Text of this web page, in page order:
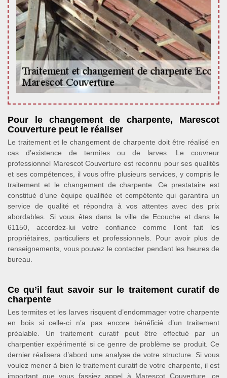
Pour le changement de charpente, Marescot
Couverture peut le réaliser
Le traitement et le changement de charpente doit être réalisé en
cas d’existence de termites ou de larves. Le couvreur
professionnel Marescot Couverture est reconnu pour ses qualités
et ses compétences, il vous offre plusieurs services, y compris le
traitement et le changement de charpente. Ce prestataire est
constitué d’une équipe qualifiée et compétente qui garantira un
service de qualité et répondra à vos attentes avec des prix
abordables. Si vous êtes dans la ville de Ecouche et dans le
61150, accordez-lui votre confiance comme l’ont fait les
propriétaires, particuliers et professionnels. Pour avoir plus de
renseignements, vous pouvez le contacter pendant les heures de
bureau.
Ce qu’il faut savoir sur le traitement curatif de
charpente
Les termites et les larves risquent d’endommager votre charpente
en bois si celle-ci n’a pas encore bénéficié d’un traitement
préalable. Un traitement curatif peut être effectué par un
charpentier expérimenté si ce genre de problème se produit. Ce
dernier réalisera d’abord une analyse de votre structure. Si vous
voulez mener à bien le traitement curatif de votre charpente, il est
important que vous fassiez appel à Marescot Couverture, ce